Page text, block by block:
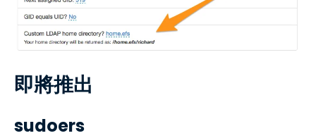
即將推出
sudoers